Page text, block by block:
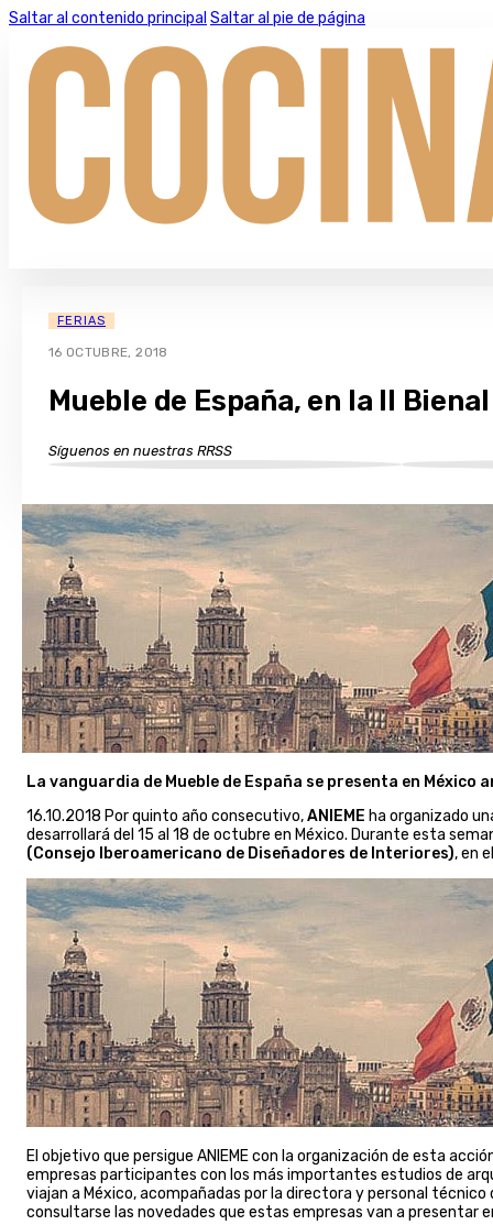
Saltar al contenido principal Saltar al pie de página
FERIAS
16 OCTUBRE, 2018
Mueble de España, en la II
Síguenos en nuestras RRSS
La vanguardia de Mueble de España se presenta en
16.10.2018 Por quinto año consecutivo,ANIEME ha organizado
desarrollará del 15 al 18 de octubre en México. Durante esta
(Consejo Iberoamericano de Diseñadores de Interiores), en
El objetivo que persigue ANIEME con la organización de esta
empresas participantes con los más importantes estudios de
viajan a México, acompañadas por la directora y personal técnico
consultarse las novedades que estas empresas van a presentar